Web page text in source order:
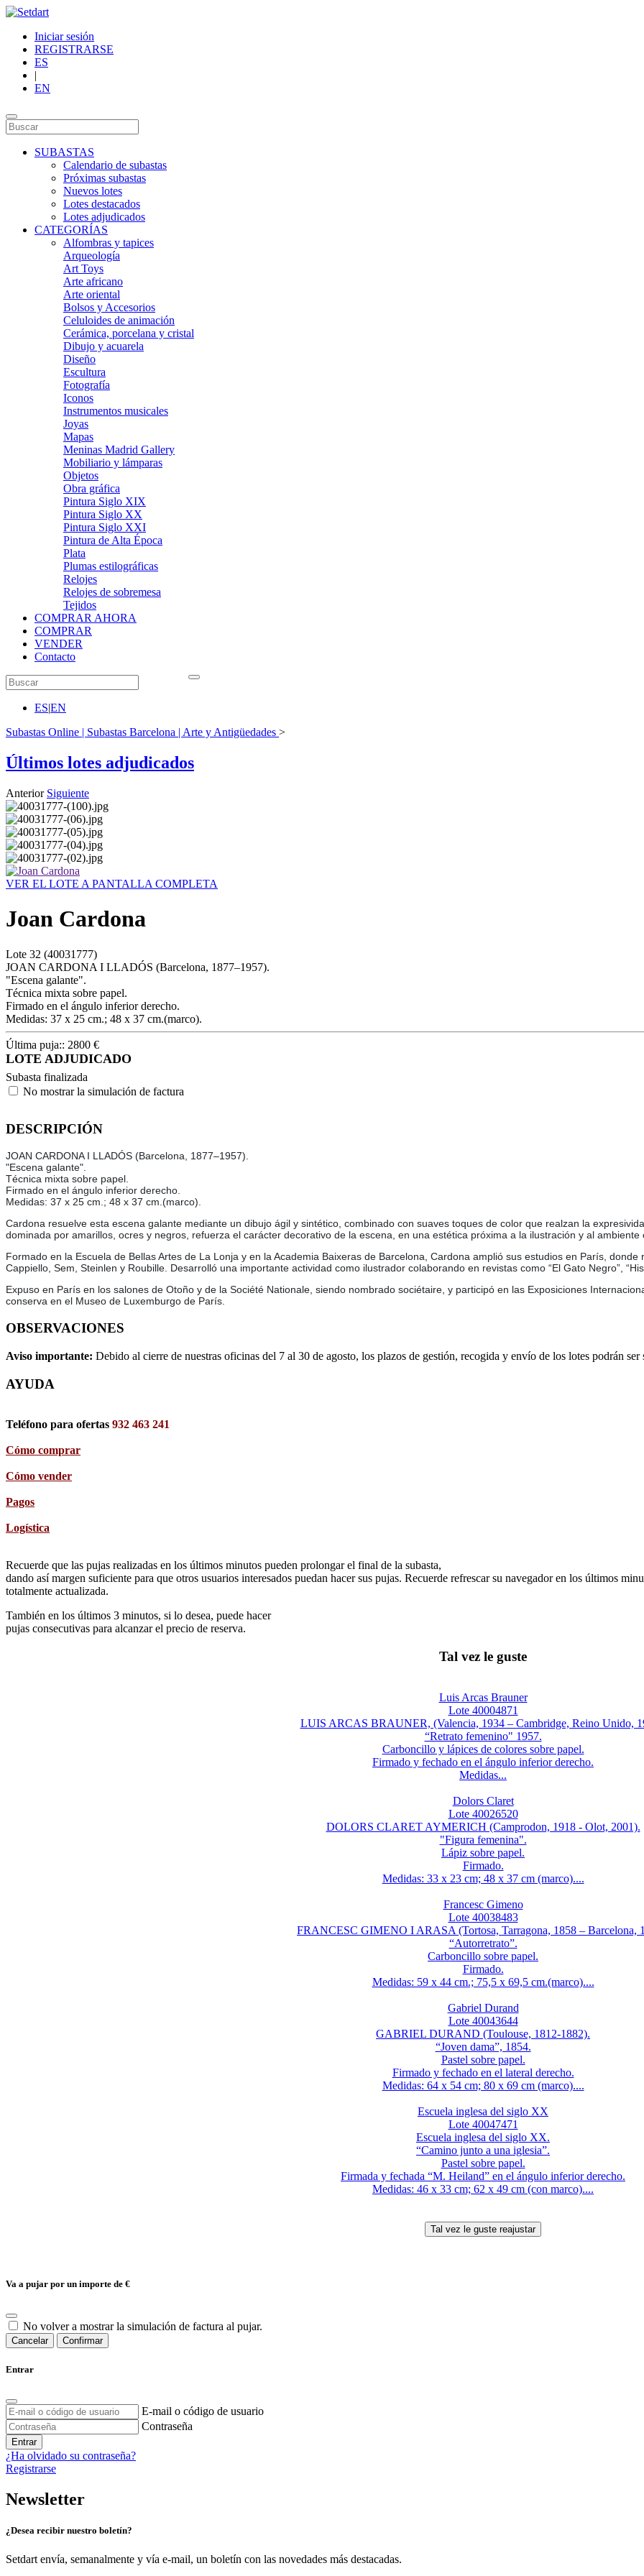
Iniciar sesión
REGISTRARSE
ES
|
EN
SUBASTAS
Calendario de subastas
Próximas subastas
Nuevos lotes
Lotes destacados
Lotes adjudicados
CATEGORÍAS
Alfombras y tapices
Arqueología
Art Toys
Arte africano
Arte oriental
Bolsos y Accesorios
Celuloides de animación
Cerámica, porcelana y cristal
Dibujo y acuarela
Diseño
Escultura
Fotografía
Iconos
Instrumentos musicales
Joyas
Mapas
Meninas Madrid Gallery
Mobiliario y lámparas
Objetos
Obra gráfica
Pintura Siglo XIX
Pintura Siglo XX
Pintura Siglo XXI
Pintura de Alta Época
Plata
Plumas estilográficas
Relojes
Relojes de sobremesa
Tejidos
COMPRAR AHORA
COMPRAR
VENDER
Contacto
ES|EN
Subastas Online | Subastas Barcelona | Arte y Antigüedades >
Últimos lotes adjudicados
Anterior Siguiente
VER EL LOTE A PANTALLA COMPLETA
Joan Cardona
Lote 32 (40031777)
JOAN CARDONA I LLADÓS (Barcelona, 1877–1957).
"Escena galante".
Técnica mixta sobre papel.
Firmado en el ángulo inferior derecho.
Medidas: 37 x 25 cm.; 48 x 37 cm.(marco).
Última puja:: 2800 €
LOTE ADJUDICADO
Subasta finalizada
No mostrar la simulación de factura
DESCRIPCIÓN
JOAN CARDONA I LLADÓS (Barcelona, 1877–1957).
"Escena galante".
Técnica mixta sobre papel.
Firmado en el ángulo inferior derecho.
Medidas: 37 x 25 cm.; 48 x 37 cm.(marco).
Cardona resuelve esta escena galante mediante un dibujo ágil y sintético, combinado con suaves toques de color que realzan la
dominada por amarillos, ocres y negros, refuerza el carácter decorativo de la escena, en una estética próxima a la ilustración y al
Formado en la Escuela de Bellas Artes de La Lonja y en la Academia Baixeras de Barcelona, Cardona amplió sus estudios en París,
Cappiello, Sem, Steinlen y Roubille. Desarrolló una importante actividad como ilustrador colaborando en revistas como “El Gato Negro”,
Expuso en París en los salones de Otoño y de la Société Nationale, siendo nombrado sociétaire, y participó en las Exposiciones
conserva en el Museo de Luxemburgo de París.
OBSERVACIONES
Aviso importante: Debido al cierre de nuestras oficinas del 7 al 30 de agosto, los plazos de gestión, recogida y envío de los lotes podrán
AYUDA
Teléfono para ofertas 932 463 241
Cómo comprar
Cómo vender
Pagos
Logística
Recuerde que las pujas realizadas en los últimos minutos pueden prolongar el final de la subasta,
dando así margen suficiente para que otros usuarios interesados puedan hacer sus pujas. Recuerde refrescar su navegador en los últimos
totalmente actualizada.
También en los últimos 3 minutos, si lo desea, puede hacer
pujas consecutivas para alcanzar el precio de reserva.
Tal vez le guste
Luis Arcas Brauner
Lote 40004871
LUIS ARCAS BRAUNER, (Valencia, 1934 – Cambridge, Reino Unido,
“Retrato femenino" 1957.
Carboncillo y lápices de colores sobre papel.
Firmado y fechado en el ángulo inferior derecho.
Medidas...
Dolors Claret
Lote 40026520
DOLORS CLARET AYMERICH (Camprodon, 1918 - Olot, 2001).
"Figura femenina".
Lápiz sobre papel.
Firmado.
Medidas: 33 x 23 cm; 48 x 37 cm (marco)....
Francesc Gimeno
Lote 40038483
FRANCESC GIMENO I ARASA (Tortosa, Tarragona, 1858 – Barcelona,
“Autorretrato”.
Carboncillo sobre papel.
Firmado.
Medidas: 59 x 44 cm.; 75,5 x 69,5 cm.(marco)....
Gabriel Durand
Lote 40043644
GABRIEL DURAND (Toulouse, 1812-1882).
“Joven dama”, 1854.
Pastel sobre papel.
Firmado y fechado en el lateral derecho.
Medidas: 64 x 54 cm; 80 x 69 cm (marco)....
Escuela inglesa del siglo XX
Lote 40047471
Escuela inglesa del siglo XX.
“Camino junto a una iglesia”.
Pastel sobre papel.
Firmada y fechada “M. Heiland” en el ángulo inferior derecho.
Medidas: 46 x 33 cm; 62 x 49 cm (con marco)....
Va a pujar por un importe de €
No volver a mostrar la simulación de factura al pujar.
Cancelar Confirmar
Entrar
E-mail o código de usuario
Contraseña
Entrar
¿Ha olvidado su contraseña?
Registrarse
Newsletter
¿Desea recibir nuestro boletín?
Setdart envía, semanalmente y vía e-mail, un boletín con las novedades más destacadas.